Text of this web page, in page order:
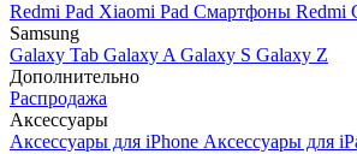
Redmi Pad Xiaomi Pad Смартфоны Redmi
Samsung
Galaxy Tab Galaxy A Galaxy S Galaxy Z
Дополнительно
Распродажа
Аксессуары
Аксессуары для iPhone Аксессуары для